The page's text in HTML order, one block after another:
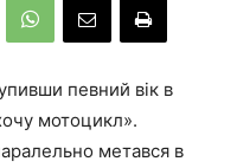
певний вік в
мотоцикл».
метався в